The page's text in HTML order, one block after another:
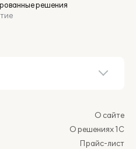
решения
О сайте
О решениях 1С
Прайс-лист